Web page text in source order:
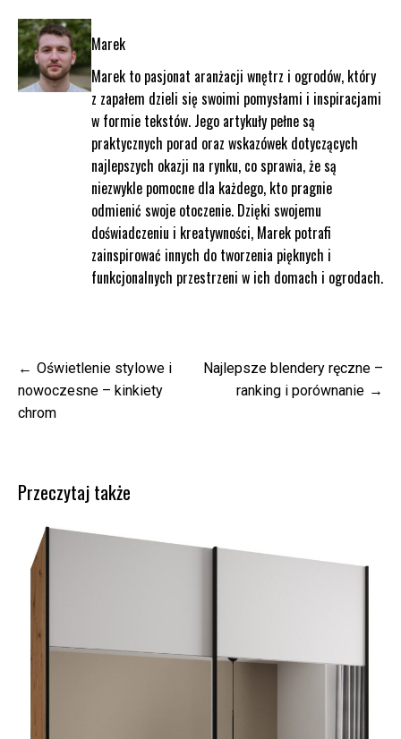
Marek
Marek to pasjonat aranżacji wnętrz i ogrodów, który
z zapałem dzieli się swoimi pomysłami i inspiracjami
w formie tekstów. Jego artykuły pełne są
praktycznych porad oraz wskazówek dotyczących
najlepszych okazji na rynku, co sprawia, że są
niezwykle pomocne dla każdego, kto pragnie
odmienić swoje otoczenie. Dzięki swojemu
doświadczeniu i kreatywności, Marek potrafi
zainspirować innych do tworzenia pięknych i
funkcjonalnych przestrzeni w ich domach i ogrodach.
Nawigacja
wpisu
Oświetlenie stylowe i
nowoczesne – kinkiety
chrom
Najlepsze blendery ręczne –
ranking i porównanie
Przeczytaj także